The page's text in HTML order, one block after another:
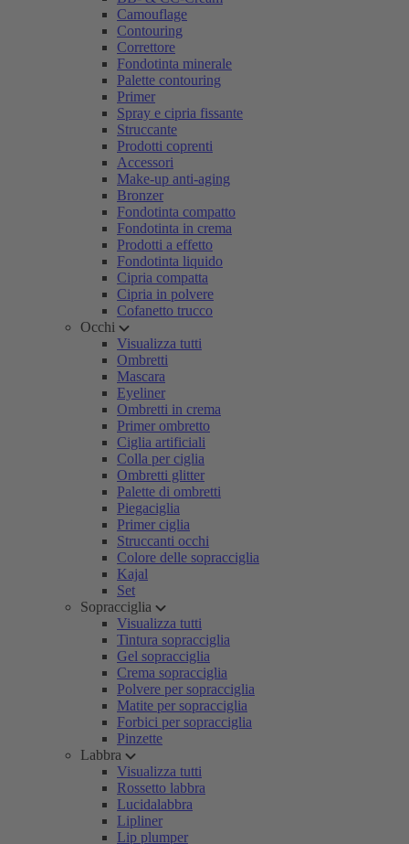
Camouflage
Contouring
Correttore
Fondotinta minerale
Palette contouring
Primer
Spray e cipria fissante
Struccante
Prodotti coprenti
Accessori
Make-up anti-aging
Bronzer
Fondotinta compatto
Fondotinta in crema
Prodotti a effetto
Fondotinta liquido
Cipria compatta
Cipria in polvere
Cofanetto trucco
Occhi
Visualizza tutti
Ombretti
Mascara
Eyeliner
Ombretti in crema
Primer ombretto
Ciglia artificiali
Colla per ciglia
Ombretti glitter
Palette di ombretti
Piegaciglia
Primer ciglia
Struccanti occhi
Colore delle sopracciglia
Kajal
Set
Sopracciglia
Visualizza tutti
Tintura sopracciglia
Gel sopracciglia
Crema sopracciglia
Polvere per sopracciglia
Matite per sopracciglia
Forbici per sopracciglia
Pinzette
Labbra
Visualizza tutti
Rossetto labbra
Lucidalabbra
Lipliner
Lip plumper